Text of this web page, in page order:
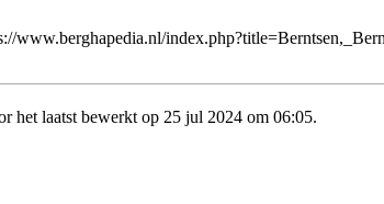
www.berghapedia.nl/
het laatst bewerkt op 25 jul 2024 om 06:05.